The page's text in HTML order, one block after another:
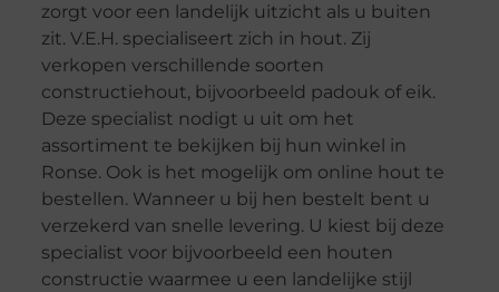
zorgt voor een landelijk uitzicht als u buiten
zit. V.E.H. specialiseert zich in hout. Zij
verkopen verschillende soorten
constructiehout, bijvoorbeeld padouk of eik.
Deze specialist nodigt u uit om het
assortiment te bekijken bij hun winkel in
Ronse. Ook is het mogelijk om online hout te
bestellen. Wanneer u bij hen bestelt bent u
verzekerd van snelle levering. U kiest bij deze
specialist voor bijvoorbeeld een houten
constructie waarmee u een landelijke stijl